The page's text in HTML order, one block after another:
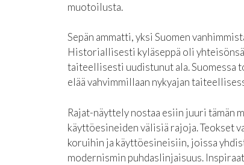
muotoilusta.
Sepän ammatti, yksi Suomen
Historiallisesti kyläseppä oli
taiteellisesti uudistunut ala. Suomessa
elää vahvimmillaan nykyajan
Rajat-näyttely nostaa esiin juuri tämän
käyttöesineiden välisiä rajoja. Teokset
koruihin ja käyttöesineisiin, joissa
modernismin puhdaslinjaisuus.